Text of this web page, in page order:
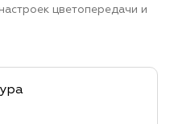
цветопередачи и